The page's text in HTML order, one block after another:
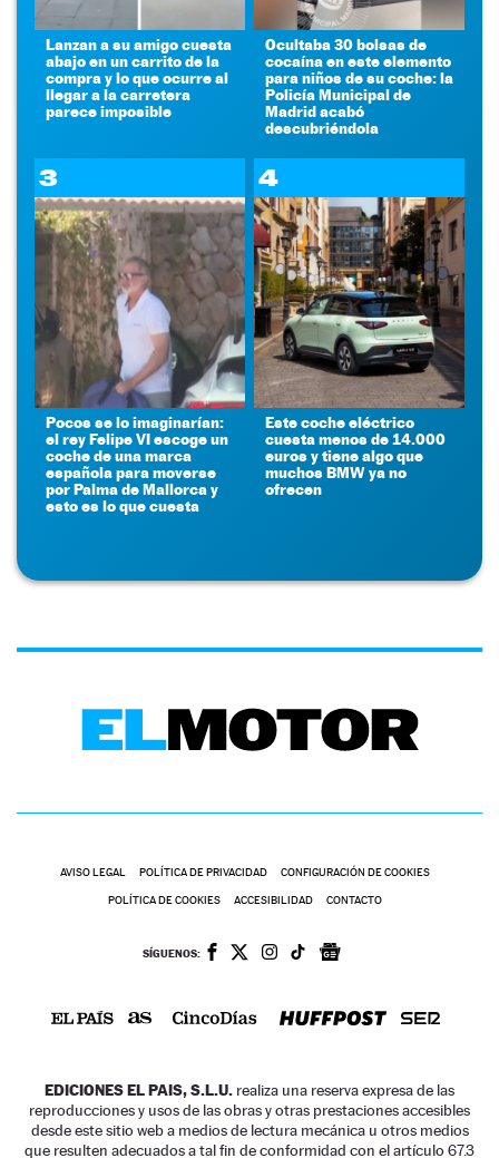
Lanzan a su amigo cuesta
abajo en un carrito de la
compra y lo que ocurre al
llegar a la carretera
parece imposible
Ocultaba 30 bolsas de
cocaína en este elemento
para niños de su coche: la
Policía Municipal de
Madrid acabó
descubriéndola
3
Pocos se lo imaginarían:
el rey Felipe VI escoge un
coche de una marca
española para moverse
por Palma de Mallorca y
esto es lo que cuesta
4
Este coche eléctrico
cuesta menos de 14.000
euros y tiene algo que
muchos BMW ya no
ofrecen
AVISO LEGAL POLÍTICA DE PRIVACIDAD CONFIGURACIÓN DE COOKIES
POLÍTICA DE COOKIES ACCESIBILIDAD CONTACTO
SÍGUENOS:
EDICIONES EL PAIS, S.L.U. realiza una reserva expresa de las
reproducciones y usos de las obras y otras prestaciones accesibles
desde este sitio web a medios de lectura mecánica u otros medios
que resulten adecuados a tal fin de conformidad con el artículo 67.3